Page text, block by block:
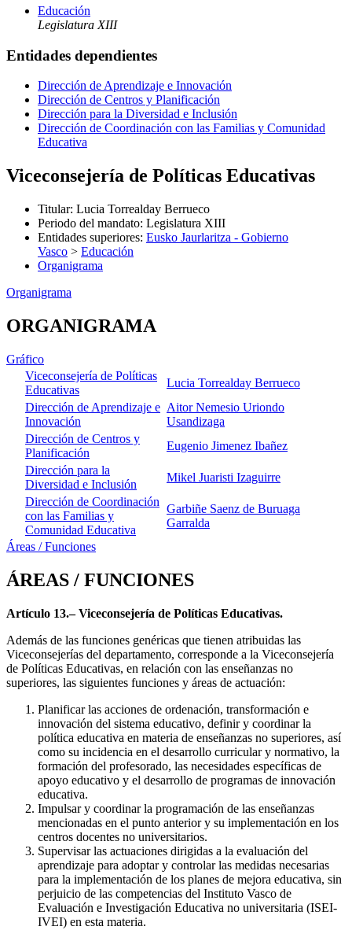
Educación
Legislatura XIII
Entidades dependientes
Dirección de Aprendizaje e Innovación
Dirección de Centros y Planificación
Dirección para la Diversidad e Inclusión
Dirección de Coordinación con las Familias y Comunidad
Educativa
Viceconsejería de Políticas Educativas
Titular: Lucia Torrealday Berrueco
Periodo del mandato: Legislatura XIII
Entidades superiores: Eusko Jaurlaritza - Gobierno
Vasco > Educación
Organigrama
Organigrama
ORGANIGRAMA
Gráfico
Viceconsejería de Políticas
Educativas
Lucia Torrealday Berrueco
Dirección de Aprendizaje e
Innovación
Aitor Nemesio Uriondo
Usandizaga
Dirección de Centros y
Planificación
Eugenio Jimenez Ibañez
Dirección para la
Diversidad e Inclusión
Mikel Juaristi Izaguirre
Dirección de Coordinación
con las Familias y
Comunidad Educativa
Garbiñe Saenz de Buruaga
Garralda
Áreas / Funciones
ÁREAS / FUNCIONES
Artículo 13.– Viceconsejería de Políticas Educativas.
Además de las funciones genéricas que tienen atribuidas las
Viceconsejerías del departamento, corresponde a la Viceconsejería
de Políticas Educativas, en relación con las enseñanzas no
superiores, las siguientes funciones y áreas de actuación:
Planificar las acciones de ordenación, transformación e
innovación del sistema educativo, definir y coordinar la
política educativa en materia de enseñanzas no superiores, así
como su incidencia en el desarrollo curricular y normativo, la
formación del profesorado, las necesidades específicas de
apoyo educativo y el desarrollo de programas de innovación
educativa.
Impulsar y coordinar la programación de las enseñanzas
mencionadas en el punto anterior y su implementación en los
centros docentes no universitarios.
Supervisar las actuaciones dirigidas a la evaluación del
aprendizaje para adoptar y controlar las medidas necesarias
para la implementación de los planes de mejora educativa, sin
perjuicio de las competencias del Instituto Vasco de
Evaluación e Investigación Educativa no universitaria (ISEI-
IVEI) en esta materia.